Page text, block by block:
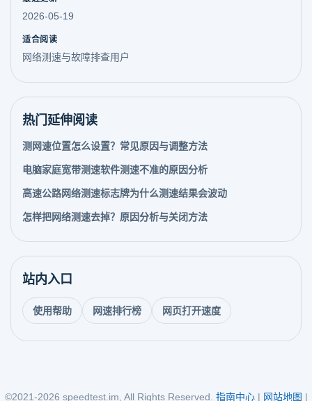
2026-05-19
适合阅读
网络测速与故障排查用户
热门延伸阅读
测网速位置怎么设置？常见原因与调整方法
电脑家庭宽带测速软件测速不准的原因分析
高速公路网络测速标志牌为什么测速结果会波动
怎样把网络测速去掉？原因分析与关闭方法
站内入口
使用帮助 网速排行榜 网页打开速度
©2021-2026 speedtest.im, All Rights Reserved. 指南中心| 网站地图 |